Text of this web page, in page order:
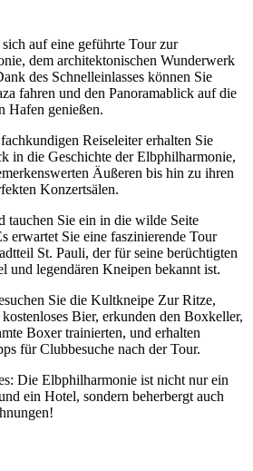
auf eine geführte Tour zur
dem architektonischen Wunderwerk
des Schnelleinlasses können Sie
fahren und den Panoramablick auf die
Hafen genießen.
Reiseleiter erhalten Sie
in die Geschichte der Elbphilharmonie,
Äußeren bis hin zu ihren
Konzertsälen.
tauchen Sie ein in die wilde Seite
erwartet Sie eine faszinierende Tour
St. Pauli, der für seine berüchtigten
und legendären Kneipen bekannt ist.
Sie die Kultkneipe Zur Ritze,
Bier, erkunden den Boxkeller,
Boxer trainierten, und erhalten
für Clubbesuche nach der Tour.
Die Elbphilharmonie ist nicht nur ein
ein Hotel, sondern beherbergt auch